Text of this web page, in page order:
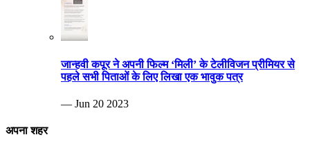
जान्हवी कपूर ने अपनी फिल्म ‘मिली’ के टेलीविजन प्रीमियर से
पहले सभी पिताओं के लिए लिखा एक भावुक पत्र
— Jun 20 2023
अपना शहर